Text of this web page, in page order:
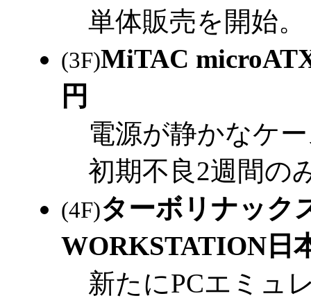
単体販売を開始。
(3F)MiTAC
円
電源が静かなケ
初期不良2週間の
(4F)ターボリナック
WORKSTATION日
新たにPCエミュ